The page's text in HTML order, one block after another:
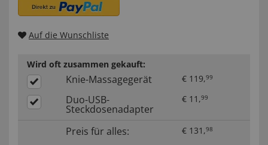
Auf die Wunschliste
Wird oft zusammen gekauft:
Knie-Massagegerät € 119,99
Duo-USB-
Steckdosenadapter
€ 11 ,99
Preis für alles: € 131 ,98